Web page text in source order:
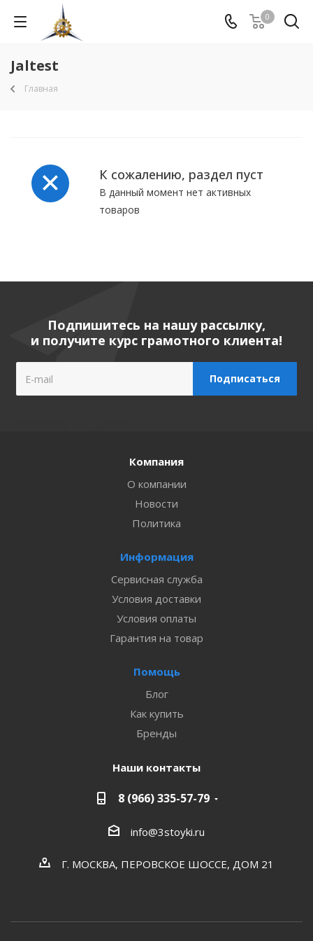
0
Jaltest
Главная
К сожалению, раздел пуст
В данный момент нет активных
товаров
Подпишитесь на нашу рассылку,
и получите курс грамотного клиента!
Компания
О компании
Новости
Политика
Информация
Сервисная служба
Условия доставки
Условия оплаты
Гарантия на товар
Помощь
Блог
Как купить
Бренды
Наши контакты
8 (966) 335-57-79
info@3stoyki.ru
Г. МОСКВА, ПЕРОВСКОЕ ШОССЕ, ДОМ 21